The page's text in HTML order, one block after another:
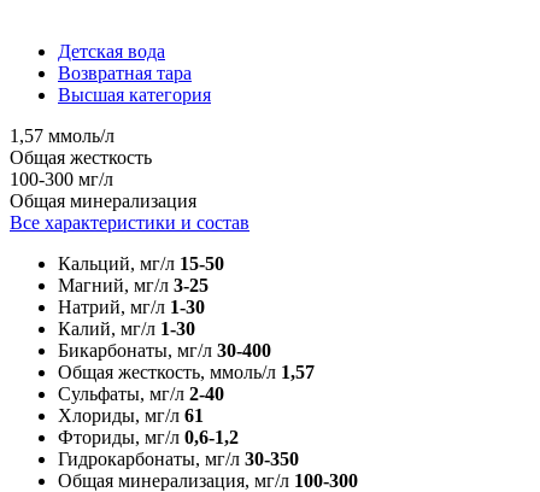
Детская вода
Возвратная тара
Высшая категория
1,57 ммоль/л
Общая жесткость
100-300 мг/л
Общая минерализация
Все характеристики и состав
Кальций, мг/л 15-50
Магний, мг/л 3-25
Натрий, мг/л 1-30
Калий, мг/л 1-30
Бикарбонаты, мг/л 30-400
Общая жесткость, ммоль/л 1,57
Сульфаты, мг/л 2-40
Хлориды, мг/л 61
Фториды, мг/л 0,6-1,2
Гидрокарбонаты, мг/л 30-350
Общая минерализация, мг/л 100-300